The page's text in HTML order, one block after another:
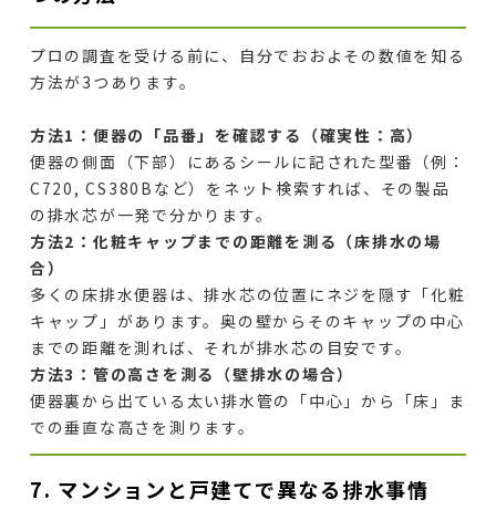
プロの調査を受ける前に、自分でおおよその数値を知る
方法が3つあります。
方法1：便器の「品番」を確認する（確実性：高）
便器の側面（下部）にあるシールに記された型番（例：
C720, CS380Bなど）をネット検索すれば、その製品
の排水芯が一発で分かります。
方法2：化粧キャップまでの距離を測る（床排水の場
合）
多くの床排水便器は、排水芯の位置にネジを隠す「化粧
キャップ」があります。奥の壁からそのキャップの中心
までの距離を測れば、それが排水芯の目安です。
方法3：管の高さを測る（壁排水の場合）
便器裏から出ている太い排水管の「中心」から「床」ま
での垂直な高さを測ります。
7. マンションと戸建てで異なる排水事情